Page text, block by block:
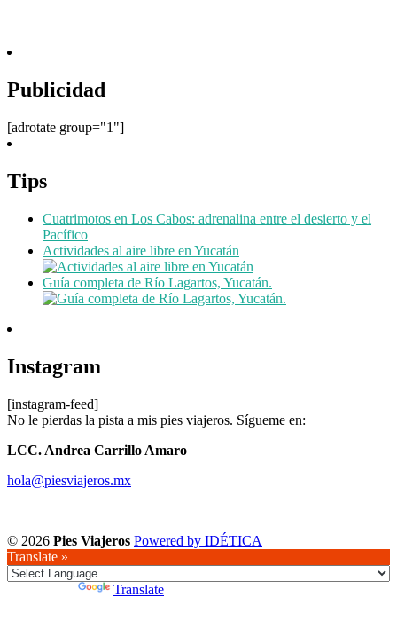
Publicidad
[adrotate group="1"]
Tips
Cuatrimotos en Los Cabos: adrenalina entre el desierto y el
Pacífico
Actividades al aire libre en Yucatán
Guía completa de Río Lagartos, Yucatán.
Instagram
[instagram-feed]
No le pierdas la pista a mis pies viajeros. Sígueme en:
LCC. Andrea Carrillo Amaro
hola@piesviajeros.mx
© 2026 Pies Viajeros Powered by IDÉTICA
Translate »
Translate